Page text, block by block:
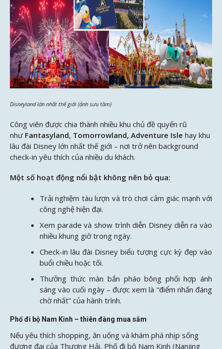
Disneyland lớn nhất thế giới (ảnh sưu tầm)
Công viên được chia thành nhiều khu chủ đề quyến rũ
như Fantasyland, Tomorrowland, Adventure Isle hay khu
lâu đài Disney lớn nhất thế giới – nơi trở nên background
check-in yêu thích của nhiều du khách.
Một số hoạt động nổi bật không nên bỏ qua:
Trải nghiệm tàu lượn và trò chơi cảm giác mạnh với
công nghệ hiện đại.
Xem parade và show trình diễn Disney diễn ra vào
nhiều khung giờ trong ngày.
Check-in lâu đài Disney biểu tượng cực kỳ đẹp vào
buổi chiều hoặc tối.
Thưởng thức màn bắn pháo bông phối hợp ánh
sáng vào cuối ngày – được xem là “điểm nhấn đáng
chờ nhất” của hành trình.
Phố đi bộ Nam Kinh – thiên đàng mua sắm
Nếu yêu thích shopping, ăn uống và khám phá nhịp sống
đương đại của Thượng Hải, Phố đi bộ Nam Kinh (Nanjing